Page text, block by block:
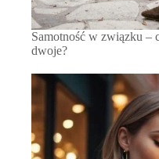
Samotność w związku –
dwoje?